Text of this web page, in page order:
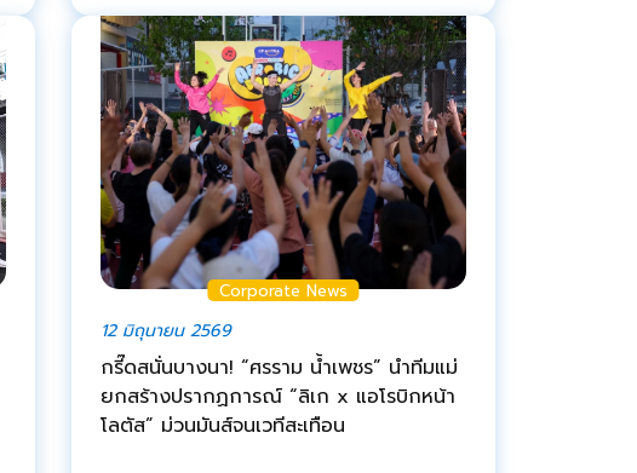
Corporate News
12 มิถุนายน 2569
กรี๊ดสนั่นบางนา! “ศรราม น้ำเพชร” นำทีมแม่
ยกสร้างปรากฏการณ์ “ลิเก x แอโรบิกหน้า
โลตัส” ม่วนมันส์จนเวทีสะเทือน